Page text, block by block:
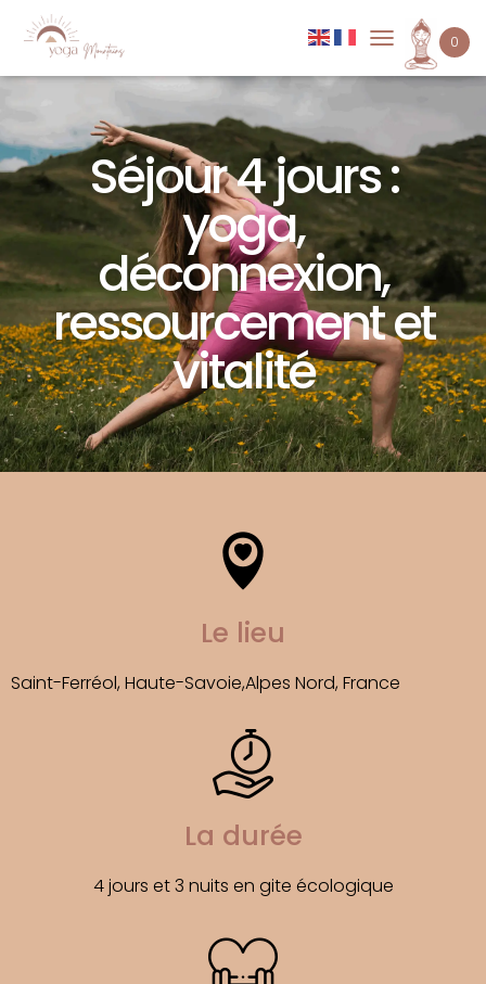
É
E
N
A
V
I
G
A
T
O
N
Séjour 4 jours :
yoga,
déconnexion,
ressourcement et
vitalité
Le lieu
Saint-Ferréol, Haute-Savoie,Alpes Nord, France
La durée
4 jours et 3 nuits en gite écologique
0